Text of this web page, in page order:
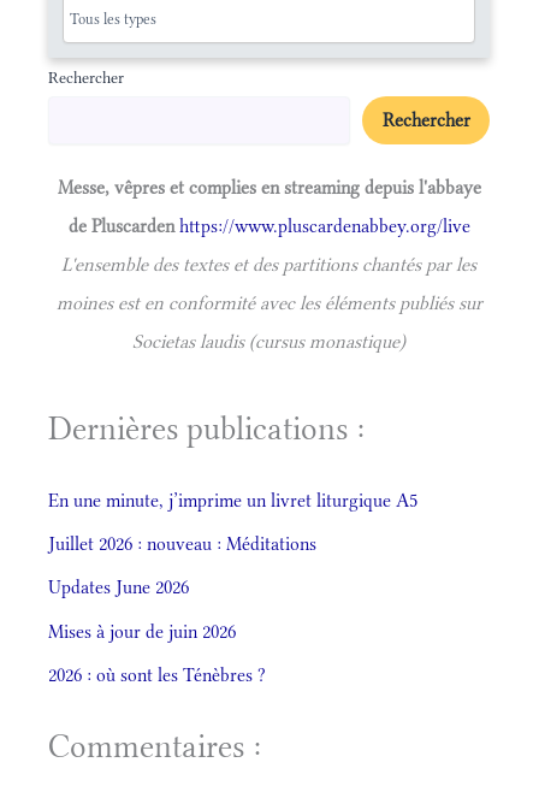
Rechercher
Rechercher
Messe, vêpres et complies en streaming depuis l'abbaye
de Pluscardenhttps://www.pluscardenabbey.org/live
L'ensemble des textes et des partitions chantés par les
moines est en conformité avec les éléments publiés sur
Societas laudis (cursus monastique)
Dernières publications :
En une minute, j’imprime un livret liturgique A5
Juillet 2026 : nouveau : Méditations
Updates June 2026
Mises à jour de juin 2026
2026 : où sont les Ténèbres ?
Commentaires :